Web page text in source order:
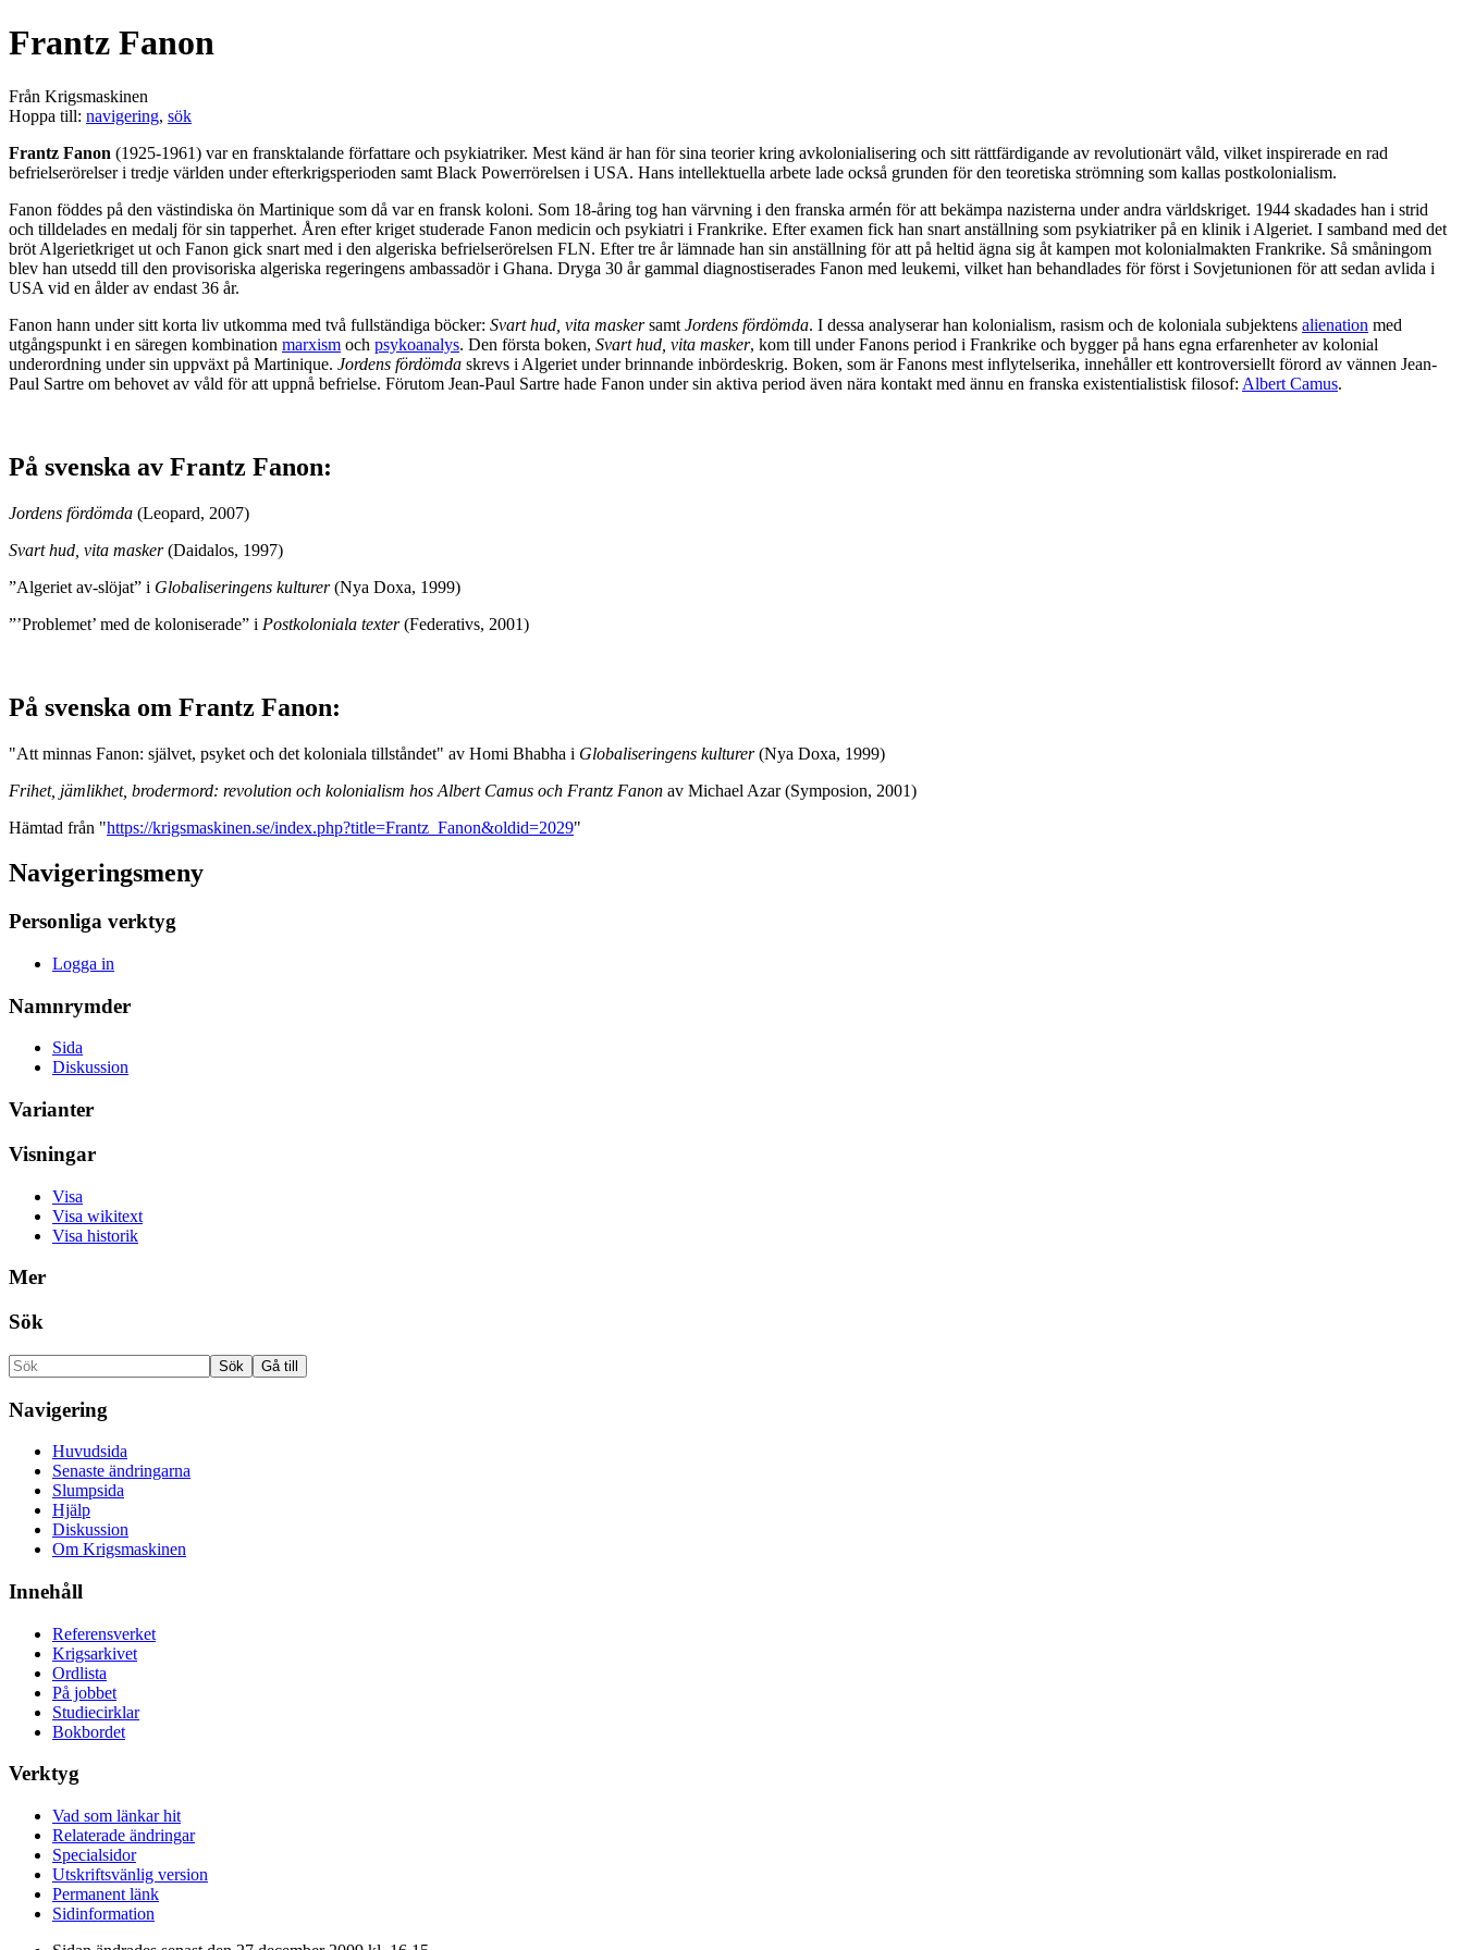
Frantz Fanon
Från Krigsmaskinen
Hoppa till: navigering, sök
Frantz Fanon (1925-1961) var en fransktalande författare och psykiatriker. Mest känd är han för sina teorier kring avkolonialisering och sitt rättfärdigande av revolutionärt våld, vilket inspirerade en rad
befrielserörelser i tredje världen under efterkrigsperioden samt Black Powerrörelsen i USA. Hans intellektuella arbete lade också grunden för den teoretiska strömning som kallas postkolonialism.
Fanon föddes på den västindiska ön Martinique som då var en fransk koloni. Som 18-åring tog han värvning i den franska armén för att bekämpa nazisterna under andra världskriget. 1944 skadades han i strid
och tilldelades en medalj för sin tapperhet. Åren efter kriget studerade Fanon medicin och psykiatri i Frankrike. Efter examen fick han snart anställning som psykiatriker på en klinik i Algeriet. I samband med det
bröt Algerietkriget ut och Fanon gick snart med i den algeriska befrielserörelsen FLN. Efter tre år lämnade han sin anställning för att på heltid ägna sig åt kampen mot kolonialmakten Frankrike. Så småningom
blev han utsedd till den provisoriska algeriska regeringens ambassadör i Ghana. Dryga 30 år gammal diagnostiserades Fanon med leukemi, vilket han behandlades för först i Sovjetunionen för att sedan avlida i
USA vid en ålder av endast 36 år.
Fanon hann under sitt korta liv utkomma med två fullständiga böcker: Svart hud, vita maskersamt Jordens fördömda. I dessa analyserar han kolonialism, rasism och de koloniala subjektens alienation med
utgångspunkt i en säregen kombination marxism och psykoanalys. Den första boken, Svart hud, vita masker, kom till under Fanons period i Frankrike och bygger på hans egna erfarenheter av kolonial
underordning under sin uppväxt på Martinique. Jordens fördömda skrevs i Algeriet under brinnande inbördeskrig. Boken, som är Fanons mest inflytelserika, innehåller ett kontroversiellt förord av vännen Jean-
Paul Sartre om behovet av våld för att uppnå befrielse. Förutom Jean-Paul Sartre hade Fanon under sin aktiva period även nära kontakt med ännu en franska existentialistisk filosof: Albert Camus.
På svenska av Frantz Fanon:
Jordens fördömda (Leopard, 2007)
Svart hud, vita masker(Daidalos, 1997)
”Algeriet av-slöjat” i Globaliseringens kulturer(Nya Doxa, 1999)
”’Problemet’ med de koloniserade” i Postkoloniala texter(Federativs, 2001)
På svenska om Frantz Fanon:
"Att minnas Fanon: självet, psyket och det koloniala tillståndet" av Homi Bhabha i Globaliseringens kulturer(Nya Doxa, 1999)
Frihet, jämlikhet, brodermord: revolution och kolonialism hos Albert Camus och Frantz Fanon av Michael Azar (Symposion, 2001)
Hämtad från "https://krigsmaskinen.se/index.php?title=Frantz_Fanon&oldid=2029"
Navigeringsmeny
Personliga verktyg
Logga in
Namnrymder
Sida
Diskussion
Varianter
Visningar
Visa
Visa wikitext
Visa historik
Mer
Sök
Navigering
Huvudsida
Senaste ändringarna
Slumpsida
Hjälp
Diskussion
Om Krigsmaskinen
Innehåll
Referensverket
Krigsarkivet
Ordlista
På jobbet
Studiecirklar
Bokbordet
Verktyg
Vad som länkar hit
Relaterade ändringar
Specialsidor
Utskriftsvänlig version
Permanent länk
Sidinformation